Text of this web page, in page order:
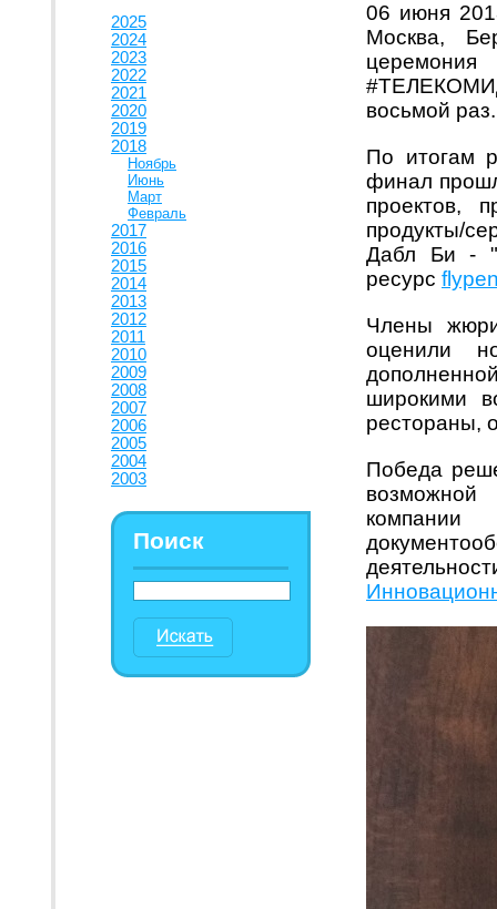
2025
2024
2023
2022
2021
2020
2019
2018
Ноябрь
Июнь
Март
Февраль
2017
2016
2015
2014
2013
2012
2011
2010
2009
2008
2007
2006
2005
2004
2003
Поиск
06 июня
Москва,
восьмой раз.
По итогам
финал
проектов,
продукты/
Дабл Би -
ресурс
Члены
оценили
широкими
рестораны,
Победа
возможной